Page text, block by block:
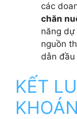
các
chăn
năng
nguồn
dẫn
KẾT